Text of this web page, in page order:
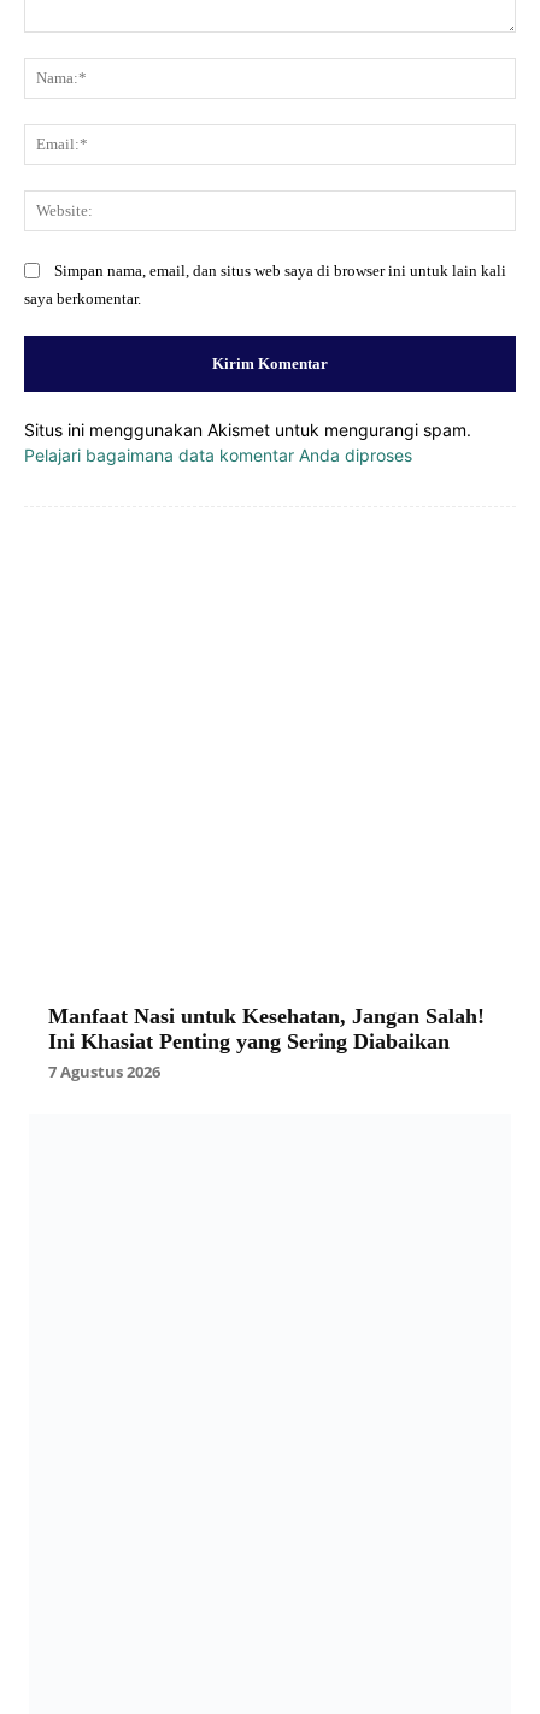
Simpan nama, email, dan situs web saya di browser ini untuk lain kali
saya berkomentar.
Situs ini menggunakan Akismet untuk mengurangi spam.
Pelajari bagaimana data komentar Anda diproses
Manfaat Nasi untuk Kesehatan, Jangan Salah!
Ini Khasiat Penting yang Sering Diabaikan
7 Agustus 2026